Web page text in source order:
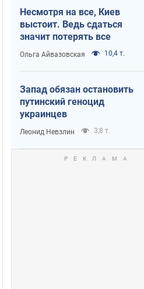
Несмотря на все, Киев
выстоит. Ведь сдаться
значит потерять все
Ольга Айвазовская 10,4 т.
Запад обязан остановить
путинский геноцид
украинцев
Леонид Невзлин 3,8 т.